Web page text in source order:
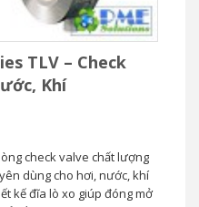
TLV – Check
Khí
check valve chất lượng
dùng cho hơi, nước, khí
kế đĩa lò xo giúp đóng mở